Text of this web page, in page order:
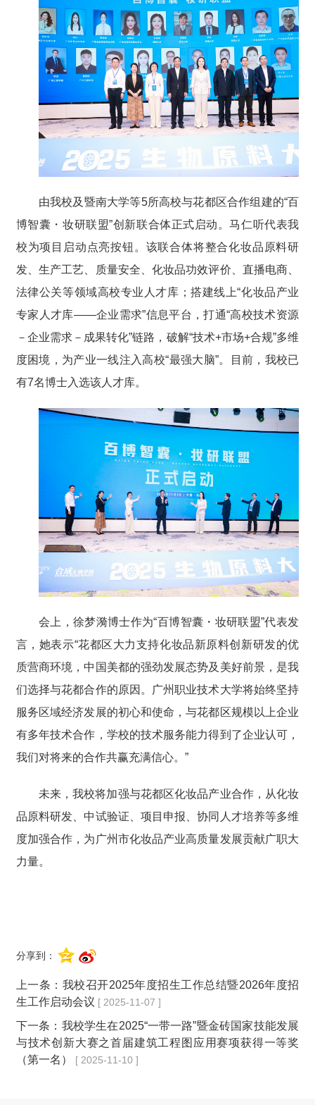
由我校及暨南大学等5所高校与花都区合作组建的“百
博智囊・妆研联盟”创新联合体正式启动。马仁听代表我
校为项目启动点亮按钮。该联合体将整合化妆品原料研
发、生产工艺、质量安全、化妆品功效评价、直播电商、
法律公关等领域高校专业人才库；搭建线上“化妆品产业
专家人才库——企业需求”信息平台，打通“高校技术资源
－企业需求－成果转化”链路，破解“技术+市场+合规”多维
度困境，为产业一线注入高校“最强大脑”。目前，我校已
有7名博士入选该人才库。
会上，徐梦漪博士作为“百博智囊・妆研联盟”代表发
言，她表示“花都区大力支持化妆品新原料创新研发的优
质营商环境，中国美都的强劲发展态势及美好前景，是我
们选择与花都合作的原因。广州职业技术大学将始终坚持
服务区域经济发展的初心和使命，与花都区规模以上企业
有多年技术合作，学校的技术服务能力得到了企业认可，
我们对将来的合作共赢充满信心。”
未来，我校将加强与花都区化妆品产业合作，从化妆
品原料研发、中试验证、项目申报、协同人才培养等多维
度加强合作，为广州市化妆品产业高质量发展贡献广职大
力量。
分享到：
上一条： 我校召开2025年度招生工作总结暨2026年度招
生工作启动会议 [ 2025-11-07 ]
下一条： 我校学生在2025“一带一路”暨金砖国家技能发展
与技术创新大赛之首届建筑工程图应用赛项获得一等奖
（第一名）
[ 2025-11-10 ]